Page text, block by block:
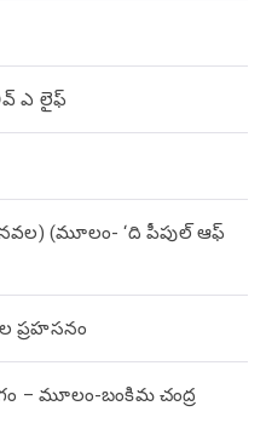
ఎ లైఫ్
(మూలం- ‘ది పీపుల్ ఆఫ్
– మూలం-బంకిమ చంద్ర